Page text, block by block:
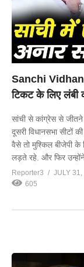
Sanchi
टिकट के लिए लंबी
सांची से कांग्रेस से जीतने
दूसरी विधानसभा सीटों
वैसे तो मुश्किल बीजेपी के
लड़ते रहे. और फिर
Reporter3
JULY 31,
605